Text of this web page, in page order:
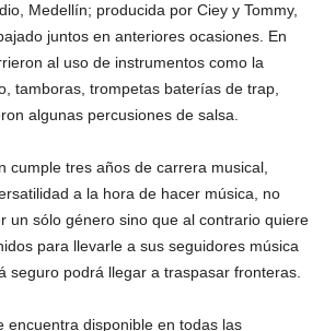
Medellín; producida por Ciey y Tommy,
juntos en anteriores ocasiones. En
al uso de instrumentos como la
tamboras, trompetas baterías de trap,
algunas percusiones de salsa.
cumple tres años de carrera musical,
a la hora de hacer música, no
un sólo género sino que al contrario quiere
para llevarle a sus seguidores música
seguro podrá llegar a traspasar fronteras.
encuentra disponible en todas las